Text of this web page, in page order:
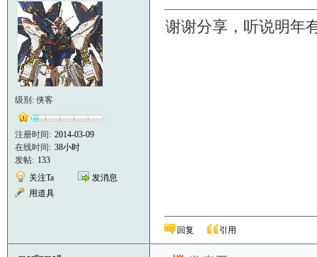
级别: 侠客
注册时间: 2014-03-09
在线时间: 38小时
发帖: 133
关注Ta
发消息
用道具
谢谢分享，听说明年
回复 引用